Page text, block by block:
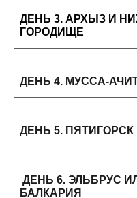
ДЕНЬ 3.АРХЫЗ И
ГОРОДИЩЕ
ДЕНЬ 4. МУССА-
ДЕНЬ 5.
ДЕНЬ 6.ЭЛЬБРУС
БАЛКАРИЯ